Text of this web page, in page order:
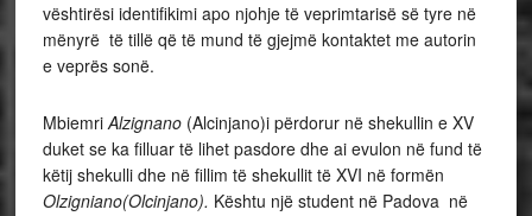
vështirësi identifikimi apo njohje të veprimtarisë së tyre në
mënyrë të tillë që të mund të gjejmë kontaktet me autorin
e veprës sonë.
MbiemriAlzignano(Alcinjano)i përdorur në shekullin e XV
duket se ka filluar të lihet pasdore dhe ai evulon në fund të
këtij shekulli dhe në fillim të shekullit të XVI në formën
Olzigniano(Olcinjano). Kështu një student në Padova në